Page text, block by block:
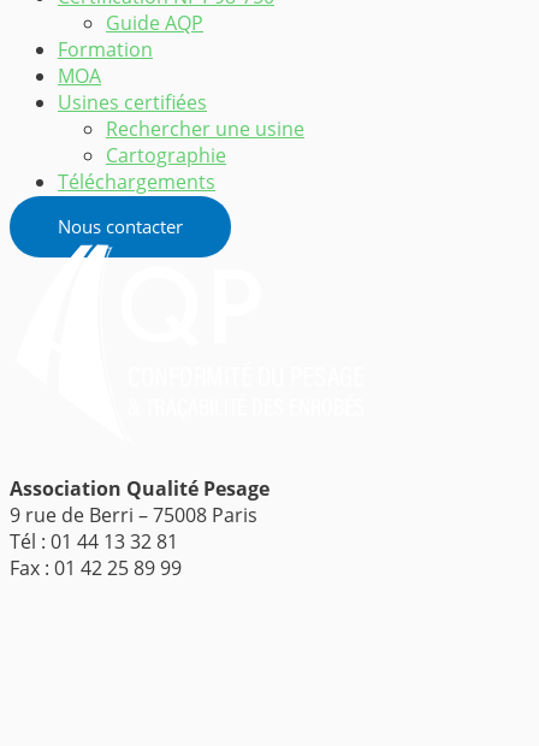
Guide AQP
Formation
MOA
Usines certifiées
Rechercher une usine
Cartographie
Téléchargements
Nous contacter
Association Qualité Pesage
9 rue de Berri – 75008 Paris
Tél : 01 44 13 32 81
Fax : 01 42 25 89 99